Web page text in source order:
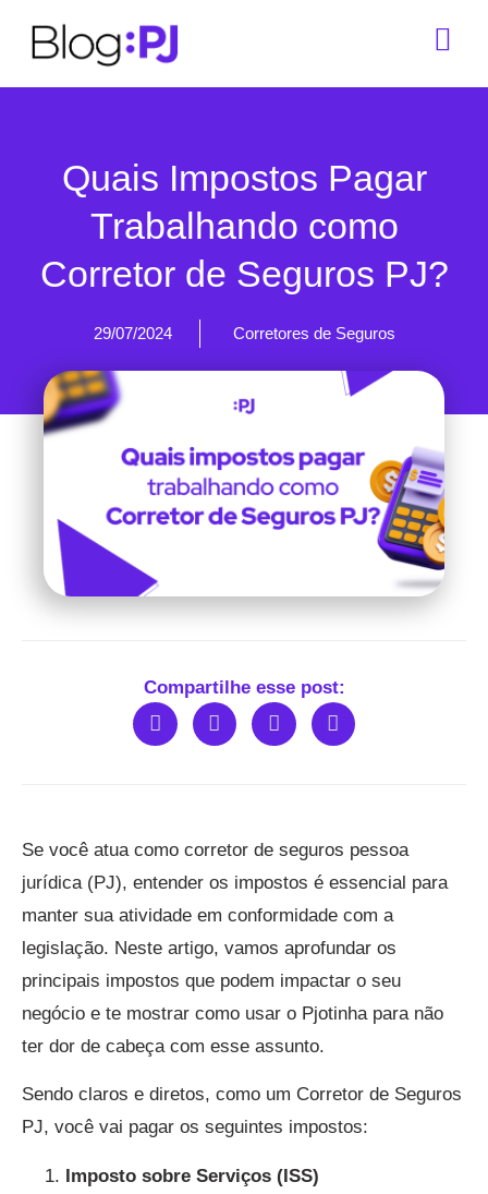
Quais Impostos Pagar
Trabalhando como
Corretor de Seguros PJ?
29/07/2024 Corretores de Seguros
Compartilhe esse post:
Se você atua como corretor de seguros pessoa
jurídica (PJ), entender os impostos é essencial para
manter sua atividade em conformidade com a
legislação. Neste artigo, vamos aprofundar os
principais impostos que podem impactar o seu
negócio e te mostrar como usar o Pjotinha para não
ter dor de cabeça com esse assunto.
Sendo claros e diretos, como um Corretor de Seguros
PJ, você vai pagar os seguintes impostos:
Imposto sobre Serviços (ISS)